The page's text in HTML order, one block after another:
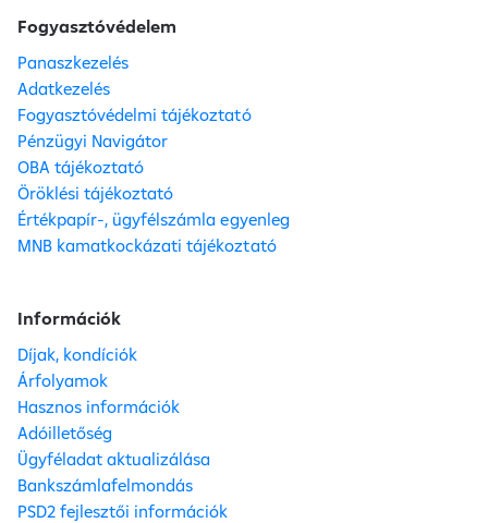
Fogyasztóvédelem
Panaszkezelés
Adatkezelés
Fogyasztóvédelmi tájékoztató
Pénzügyi Navigátor
OBA tájékoztató
Öröklési tájékoztató
Értékpapír-, ügyfélszámla egyenleg
MNB kamatkockázati tájékoztató
Információk
Díjak, kondíciók
Árfolyamok
Hasznos információk
Adóilletőség
Ügyféladat aktualizálása
Bankszámlafelmondás
PSD2 fejlesztői információk